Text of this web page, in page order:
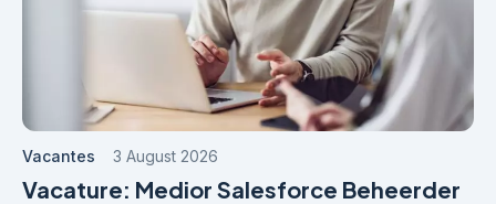
Vacantes 3 August 2026
Vacature: Medior Salesforce Beheerder